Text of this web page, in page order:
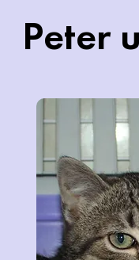
Peter